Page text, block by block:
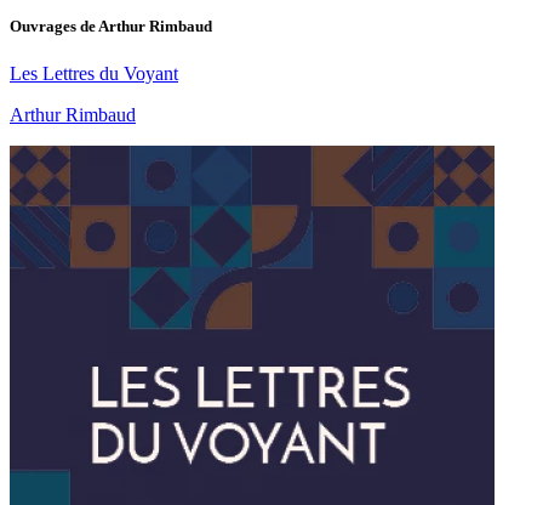
Ouvrages deArthur Rimbaud
Les Lettres du Voyant
Arthur Rimbaud